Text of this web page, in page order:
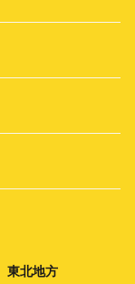
東北地方